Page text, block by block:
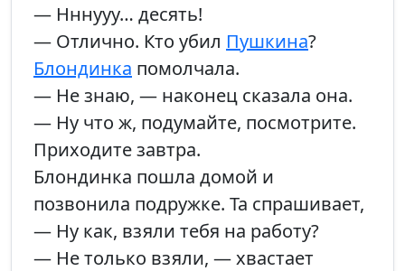
— Нннууу… десять!
— Отлично. Кто убил Пушкина?
Блондинка помолчала.
— Не знаю, — наконец сказала она.
— Ну что ж, подумайте, посмотрите.
Приходите завтра.
Блондинка пошла домой и
позвонила подружке. Та спрашивает,
— Ну как, взяли тебя на работу?
— Не только взяли, — хвастает